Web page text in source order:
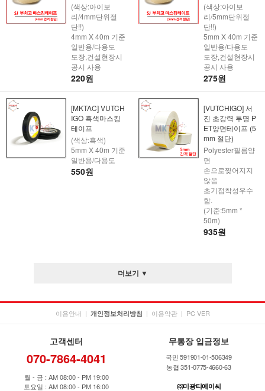
(색상:아이보
리/4mm단위절
단!!)
4mm X 40m 기준
일반용/다용도
도장,건설현장시
공시 사용
220원
(색상:아이보
리/5mm단위절
단!!)
5mm X 40m 기준
일반용/다용도
도장,건설현장시
공시 사용
275원
[MKTAC] VUTCH
IGO 흑색마스킹
테이프
(색상:흑색)
5mm X 40m 기준
일반용/다용도
550원
[VUTCHIGO] 서
진 초강력 투명 P
ET양면테이프 (5
mm 절단)
Polyester필름양
면
손으로찢어지지
않음
초기접착성우수
함.
(기준:5mm *
50m)
935원
더보기 ▼
이용안내 | 개인정보처리방침 | 이용약관 | PC VER
고객센터
070-7864-4041
월 - 금 : AM 08:00 - PM 19:00
토요일 : AM 08:00 - PM 16:00
무통장 입금정보
국민 591901-01-506349
농협 351-0775-4660-63
㈜미광티에이씨